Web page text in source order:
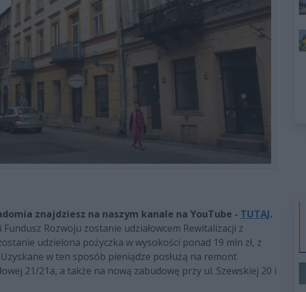
znajdziesz na naszym kanale na YouTube - TUTAJ.
Rozwoju zostanie udziałowcem Rewitalizacji z
udzielona pożyczka w wysokości ponad 19 mln zł, z
w ten sposób pieniądze posłużą na remont
21/21a, a także na nową zabudowę przy ul. Szewskiej 20 i